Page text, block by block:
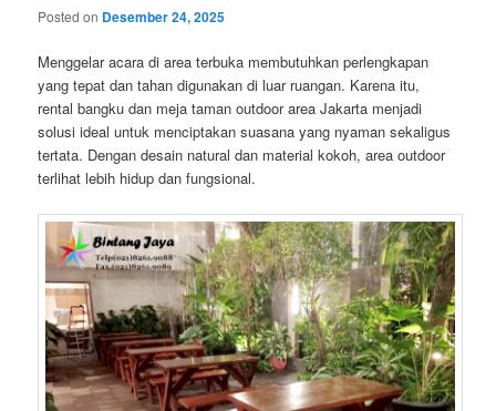
Posted on Desember 24, 2025
Menggelar acara di area terbuka membutuhkan perlengkapan
yang tepat dan tahan digunakan di luar ruangan. Karena itu,
rental bangku dan meja taman outdoor area Jakarta menjadi
solusi ideal untuk menciptakan suasana yang nyaman sekaligus
tertata. Dengan desain natural dan material kokoh, area outdoor
terlihat lebih hidup dan fungsional.